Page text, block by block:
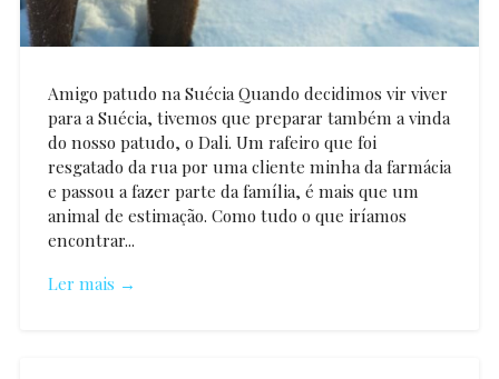
Amigo patudo na Suécia Quando decidimos vir viver
para a Suécia, tivemos que preparar também a vinda
do nosso patudo, o Dali. Um rafeiro que foi
resgatado da rua por uma cliente minha da farmácia
e passou a fazer parte da família, é mais que um
animal de estimação. Como tudo o que iríamos
encontrar...
Ler mais →